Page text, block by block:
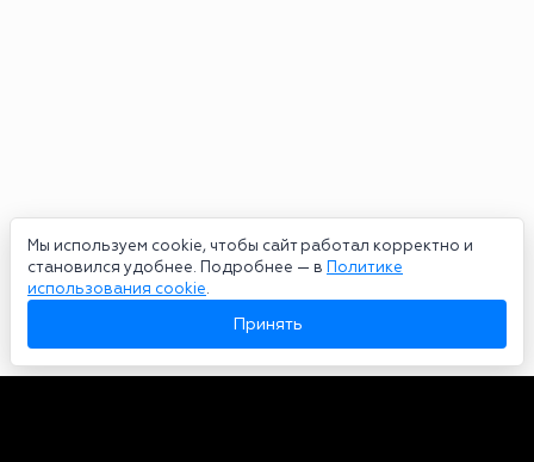
Мы используем cookie, чтобы сайт работал корректно и
становился удобнее. Подробнее — в Политике
использования cookie.
Принять